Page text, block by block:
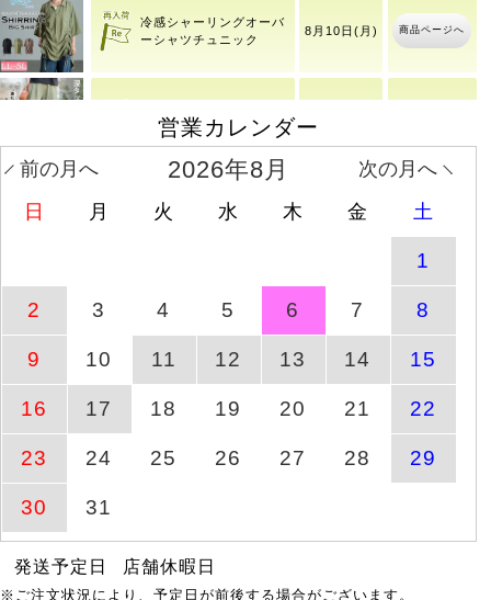
冷感シャーリングオーバ
コットンチノタック入り
バレルパンツ
8月10日(月)
ワッフルベストフェイク
8月10日(月) 商品ページへ
大きいサイズ レディース
接触
11時43分
商品ページへ
重ね着風ニットパーカー
トップス
商品ページへ
レースフレアスリーブバ
営業カレンダー
前の月へ 次の月へ
2026年8月
日 月 火 水 木 金 土
1
2 3 4 5 6 7 8
9 10 11 12 13 14 15
16 17 18 19 20 21 22
23 24 25 26 27 28 29
30 31
発送予定日 店舗休暇日
※ご注文状況により、予定日が前後する場合がございます。